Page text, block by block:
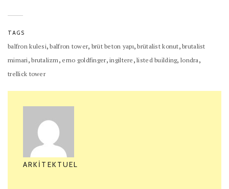
TAGS
balfron kulesi,balfron tower, brüt beton yapı,brütalist konut,brutalist
mimari,brutalizm, erno goldfinger,ingiltere ,listed building, londra,
trellick tower
ARKITEKTUEL